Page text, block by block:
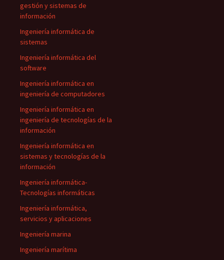
gestión y sistemas de
información
Ingeniería informática de
sistemas
Ingeniería informática del
software
Ingeniería informática en
ingeniería de computadores
Ingeniería informática en
ingeniería de tecnologías de la
información
Ingeniería informática en
sistemas y tecnologías de la
información
Ingeniería informática-
Tecnologías informáticas
Ingeniería informática,
servicios y aplicaciones
Ingeniería marina
Ingeniería marítima